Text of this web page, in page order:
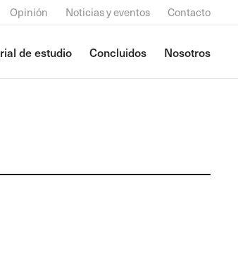
Opinión Noticias y eventos Contacto
de estudio Concluidos Nosotros